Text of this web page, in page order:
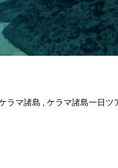
ラマ諸島 ケラマ諸島一日ツ